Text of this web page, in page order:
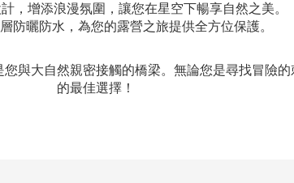
，增添浪漫氛圍，讓您在星空下暢享自然之美。
防曬防水， 為您的露營之旅提供全方位保護。
與大自然親密接觸的橋梁。無論您是尋找冒險
的最佳選擇！